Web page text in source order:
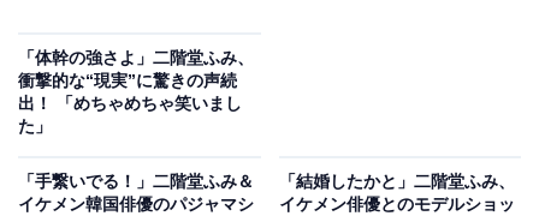
「体幹の強さよ」二階堂ふみ、
衝撃的な“現実”に驚きの声続
出！ 「めちゃめちゃ笑いまし
た」
「手繋いでる！」二階堂ふみ＆
イケメン韓国俳優のパジャマシ
「結婚したかと」二階堂ふみ、
イケメン俳優とのモデルショッ